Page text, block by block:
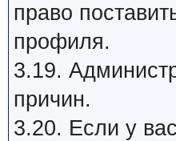
право
профиля.
3.19.
причин.
3.20. Если у